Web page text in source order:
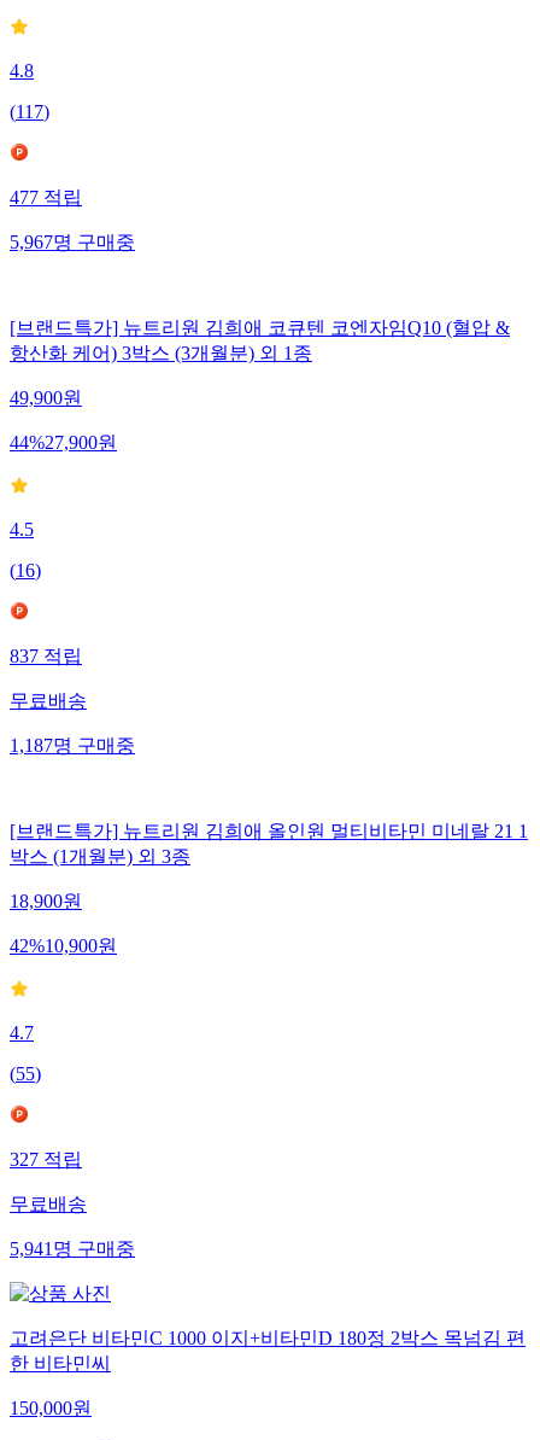
4.8
(117)
477적립
5,967명구매중
[브랜드특가] 뉴트리원 김희애 코큐텐 코엔자임Q10 (혈압 &
항산화 케어) 3박스 (3개월분) 외 1종
49,900원
44%27,900원
4.5
(16)
837적립
무료배송
1,187명구매중
[브랜드특가] 뉴트리원 김희애 올인원 멀티비타민 미네랄 21 1
박스 (1개월분) 외 3종
18,900원
42%10,900원
4.7
(55)
327적립
무료배송
5,941명구매중
고려은단 비타민C 1000 이지+비타민D 180정 2박스 목넘김 편
한 비타민씨
150,000원